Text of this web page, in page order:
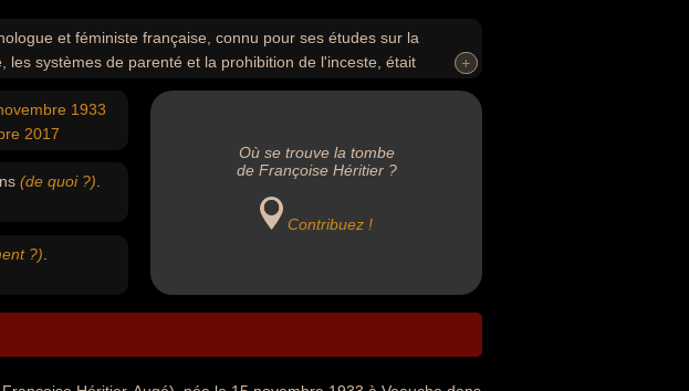
et féministe française, connu pour ses études sur la
les systèmes de parenté et la prohibition de l'inceste, était
sociétés africaines ». Lévi-Strauss voyait en elle son
+
+
1933
2017
(de quoi ?)
?)
Où se trouve la tombe
de Françoise Héritier ?
Contribuez !